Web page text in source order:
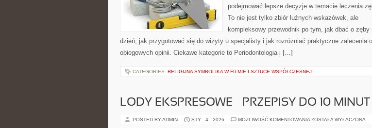
podejmować lepsze decyzje w temacie leczenia
To nie jest tylko zbiór luźnych wskazówek, ale
kompleksowy przewodnik po tym, jak dbać o zęby
dzień, jak przygotować się do wizyty u specjalisty i jak rozróżniać praktyczne zalecenia
obiegowych opinii. Ciekawe kategorie to Periodontologia i […]
CATEGORIES: RELIGIJNA SYMBOLIKA W FILMIE I SZTUCE WSPÓŁCZESNEJ
LODY EKSPRESOWE – PRZEPISY DO 10 MINUT
POSTED BY ADMIN STY - 4 - 2026 MOŻLIWOŚĆ KOMENTOWANIA LODY
ZOSTAŁA WYŁĄCZONA